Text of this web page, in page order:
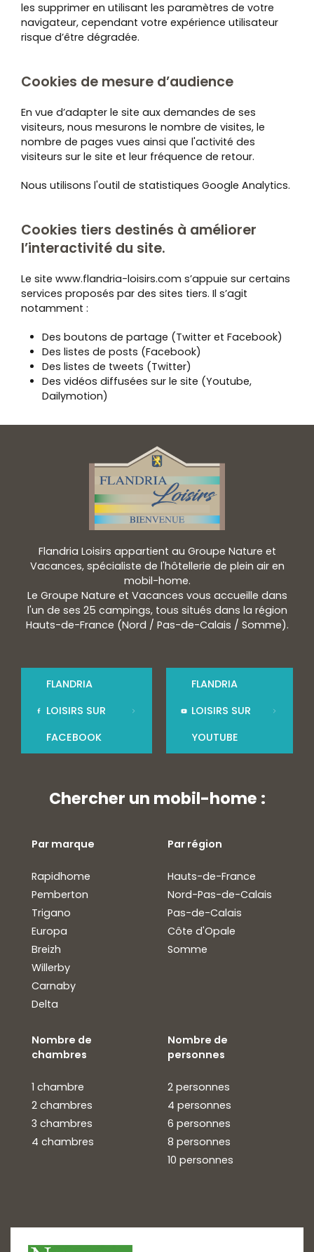
les supprimer en utilisant les paramètres de votre
navigateur, cependant votre expérience utilisateur
risque d’être dégradée.
Cookies de mesure d’audience
En vue d’adapter le site aux demandes de ses
visiteurs, nous mesurons le nombre de visites, le
nombre de pages vues ainsi que l'activité des
visiteurs sur le site et leur fréquence de retour.
Nous utilisons l'outil de statistiques Google Analytics.
Cookies tiers destinés à améliorer
l’interactivité du site.
Le site www.flandria-loisirs.com s’appuie sur certains
services proposés par des sites tiers. Il s’agit
notamment :
Des boutons de partage (Twitter et Facebook)
Des listes de posts (Facebook)
Des listes de tweets (Twitter)
Des vidéos diffusées sur le site (Youtube,
Dailymotion)
Flandria Loisirs appartient au Groupe Nature et
Vacances, spécialiste de l'hôtellerie de plein air en
mobil-home.
Le Groupe Nature et Vacances vous accueille dans
l'un de ses 25 campings, tous situés dans la région
Hauts-de-France (Nord / Pas-de-Calais / Somme).
FLANDRIA
LOISIRS SUR
FACEBOOK
FLANDRIA
LOISIRS SUR
YOUTUBE
Chercher un mobil-home :
Par marque
Rapidhome
Pemberton
Trigano
Europa
Breizh
Willerby
Carnaby
Delta
Par région
Hauts-de-France
Nord-Pas-de-Calais
Pas-de-Calais
Côte d'Opale
Somme
Nombre de
chambres
1 chambre
2 chambres
3 chambres
4 chambres
Nombre de
personnes
2 personnes
4 personnes
6 personnes
8 personnes
10 personnes